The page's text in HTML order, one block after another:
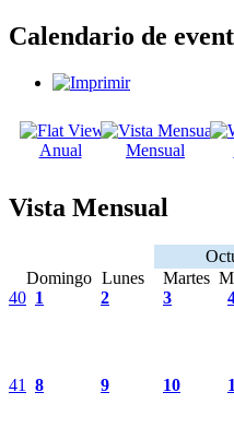
Calendario de
Anual Mensual
Vista Mensual
Domingo Lunes Martes
40 1 2 3
41 8 9 10